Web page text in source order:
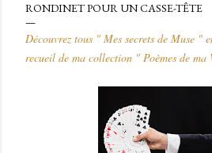
RONDINET POUR UN CASSE-TÊTE
Découvrez tous " Mes secrets de Muse "
recueil de ma collection " Poèmes de ma